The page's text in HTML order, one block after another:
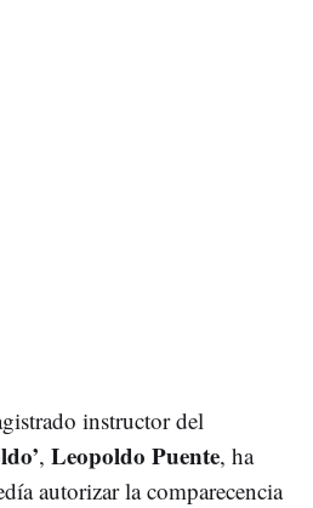
instructor del
, Leopoldo Puente, ha
autorizar la comparecencia